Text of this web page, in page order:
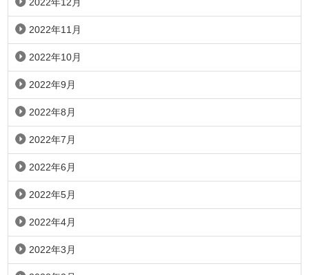
2022年11月
2022年10月
2022年9月
2022年8月
2022年7月
2022年6月
2022年5月
2022年4月
2022年3月